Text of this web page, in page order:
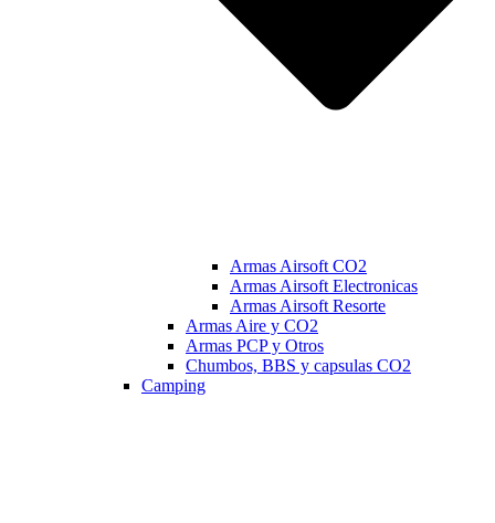
Armas Airsoft CO2
Armas Airsoft Electronicas
Armas Airsoft Resorte
Armas Aire y CO2
Armas PCP y Otros
Chumbos, BBS y capsulas CO2
Camping